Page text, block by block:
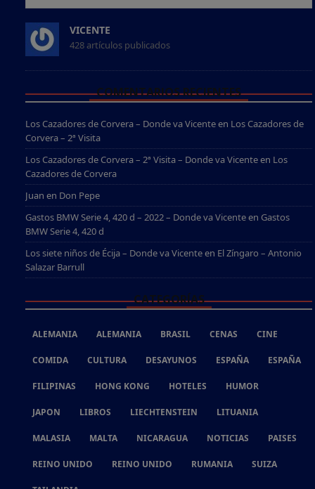
VICENTE
428 artículos publicados
COMENTARIOS RECIENTES
Los Cazadores de Corvera – Donde va Vicenteen Los Cazadores de
Corvera – 2ª Visita
Los Cazadores de Corvera – 2ª Visita – Donde va Vicenteen Los
Cazadores de Corvera
Juan en Don Pepe
Gastos BMW Serie 4, 420 d – 2022 – Donde va Vicenteen Gastos
BMW Serie 4, 420 d
Los siete niños de Écija – Donde va Vicenteen El Zíngaro – Antonio
Salazar Barrull
CATEGORÍAS
ALEMANIA ALEMANIA BRASIL CENAS CINE
COMIDA CULTURA DESAYUNOS ESPAÑA ESPAÑA
FILIPINAS HONG KONG HOTELES HUMOR
JAPON LIBROS LIECHTENSTEIN LITUANIA
MALASIA MALTA NICARAGUA NOTICIAS PAISES
REINO UNIDO REINO UNIDO RUMANIA SUIZA